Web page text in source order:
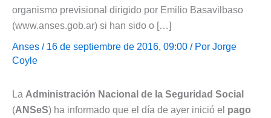
organismo previsional dirigido por Emilio Basavilbaso
(www.anses.gob.ar) si han sido o […]
Anses / 16 de septiembre de 2016, 09:00 / Por Jorge
Coyle
La Administración Nacional de la Seguridad Social
(ANSeS) ha informado que el día de ayer inició el pago